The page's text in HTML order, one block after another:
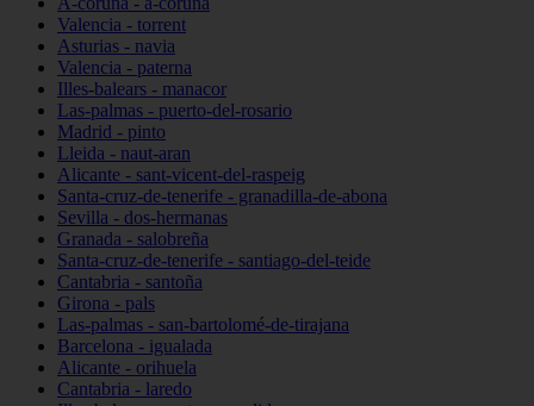
Valencia - torrent
Asturias - navia
Valencia - paterna
Illes-balears - manacor
Las-palmas - puerto-del-rosario
Madrid - pinto
Lleida - naut-aran
Alicante - sant-vicent-del-raspeig
Santa-cruz-de-tenerife - granadilla-de-abona
Sevilla - dos-hermanas
Granada - salobreña
Santa-cruz-de-tenerife - santiago-del-teide
Cantabria - santoña
Girona - pals
Las-palmas - san-bartolomé-de-tirajana
Barcelona - igualada
Alicante - orihuela
Cantabria - laredo